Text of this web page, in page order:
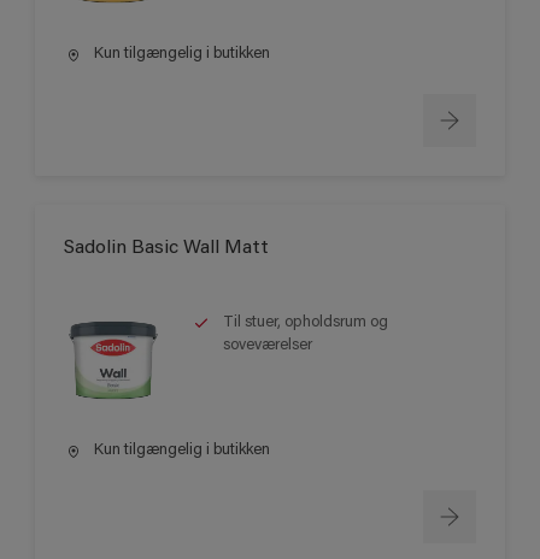
Kun tilgængelig i butikken
Sadolin Basic Wall Matt
Til stuer, opholdsrum og
soveværelser
Kun tilgængelig i butikken